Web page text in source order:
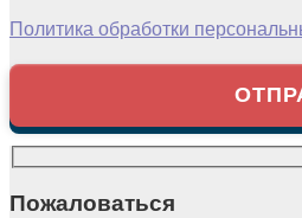
Политика обработки
Пожаловаться